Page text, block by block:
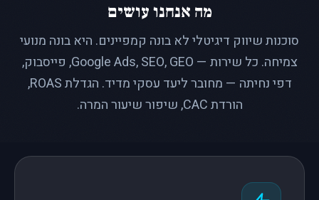
מה אנחנו עושים
סוכנות שיווק דיגיטלי לא בונה קמפיינים. היא בונה מנועי
צמיחה. כל שירות — Google Ads, SEO, GEO, פייסבוק,
דפי נחיתה — מחובר ליעד עסקי מדיד. הגדלת ROAS,
הורדת CAC, שיפור שיעור המרה.